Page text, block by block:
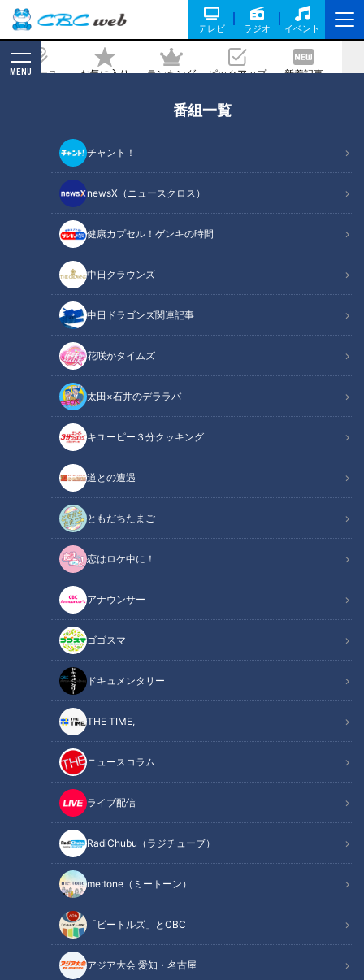
テレビ ラジオ イベント
ニュース お気に入り ランキング ピックアップ 新着記事
MENU
番組一覧
チャント！
newsX（ニュースクロス）
健康カプセル！ゲンキの時間
中日クラウンズ
中日ドラゴンズ関連記事
花咲かタイムズ
太田×石井のデララバ
キユーピー３分クッキング
道との遭遇
ともだちたまご
恋はロケ中に！
アナウンサー
ゴゴスマ
ドキュメンタリー
THE TIME,
ニュースコラム
ライブ配信
RadiChubu（ラジチューブ）
me:tone（ミートーン）
「ビートルズ」とCBC
アジア大会 愛知・名古屋
＆大困惑！鶴瓶「頭おかしいわ、この
人！」
2023/11/24 19:00
鶴瓶のスジナシ
「鶴瓶のスジナシ」動画
【2000年12月22日初回放送】
平成１２年最後のスジナシのゲストは松田美由紀。故松田優作
の妻であり、映画「御法度」でデビューした松田龍平の母であ
り、女優熊谷真実の妹である。松田と鶴瓶の演じる即興ドラマ
の設定は「大晦日の夜」。スタジオには商店の奥の居間が用意
松田は、スタジオに華やかな着物で登場し鶴瓶を驚かせた。ド
ラマは、松田がコタツがある居間に一人で居るところに鶴瓶が
帰って来る場面からスタートした。大晦日の夜１１時に帰宅し
たら着物の女性が座っているのだから何とも不思議な状況であ
る・・。
お互いの探り合いの結果、松田と鶴瓶は先頃お見合いをした間
柄で鶴瓶は、結婚に前向きであるらしい・・。鶴瓶は２度目の
結婚で松田は初婚であると言う。帰宅したらその見合い相手が
待っていたという展開である。松田は取り敢えずの挨拶を終わ
らせたと同時にコタツの中から日本酒の一升瓶を取り出す。ど
うやら一人で飲んでいたらしい。それも結構酔っている。
鶴瓶は持ち前のサービス精神で松田を歓迎しようとするのだが
松田は長い時間待たされたことやお見合いの席で自分の事を鶴